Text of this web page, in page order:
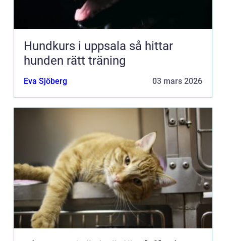
Hundkurs i uppsala så hittar
hunden rätt träning
Eva Sjöberg 03 mars 2026